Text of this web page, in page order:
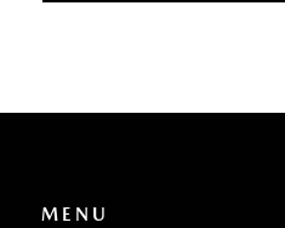
MENU